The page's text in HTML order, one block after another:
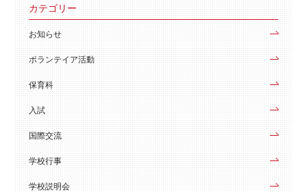
カテゴリー
お知らせ
ボランテイア活動
保育科
入試
国際交流
学校行事
学校説明会